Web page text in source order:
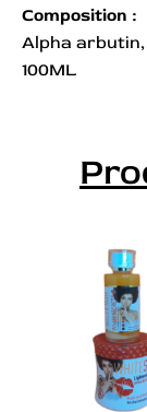
Composition :
Alpha
100ML